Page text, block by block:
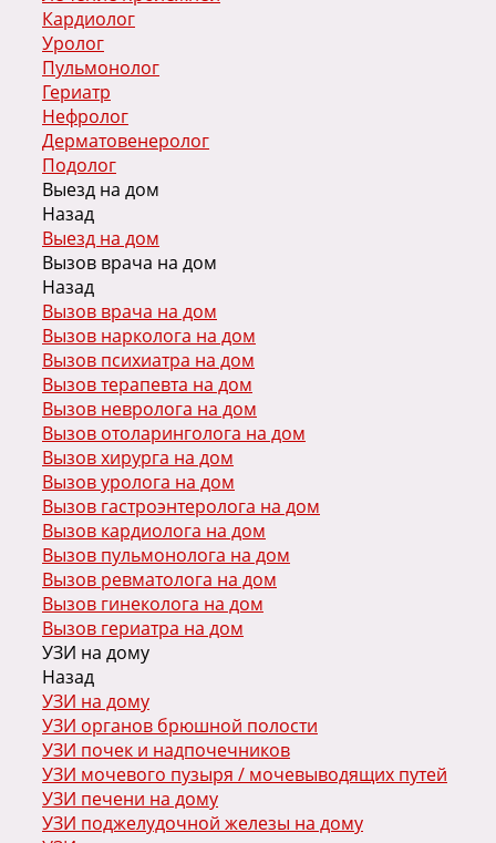
Кардиолог
Уролог
Пульмонолог
Гериатр
Нефролог
Дерматовенеролог
Подолог
Выезд на дом
Назад
Выезд на дом
Вызов врача на дом
Назад
Вызов врача на дом
Вызов нарколога на дом
Вызов психиатра на дом
Вызов терапевта на дом
Вызов невролога на дом
Вызов отоларинголога на дом
Вызов хирурга на дом
Вызов уролога на дом
Вызов гастроэнтеролога на дом
Вызов кардиолога на дом
Вызов пульмонолога на дом
Вызов ревматолога на дом
Вызов гинеколога на дом
Вызов гериатра на дом
УЗИ на дому
Назад
УЗИ на дому
УЗИ органов брюшной полости
УЗИ почек и надпочечников
УЗИ мочевого пузыря / мочевыводящих путей
УЗИ печени на дому
УЗИ поджелудочной железы на дому